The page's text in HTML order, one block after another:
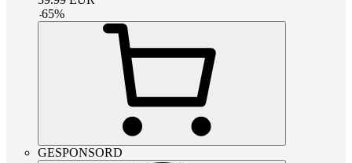
-65%
GESPONSORD